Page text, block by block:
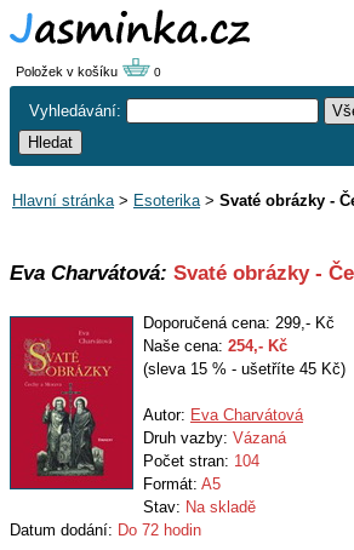
Položek v košíku 0
Vyhledávání:
Hlavní stránka> Esoterika> Svaté obrázky -
Eva Charvátová: Svaté obrázky -
Doporučená cena: 299,- Kč
Naše cena: 254,- Kč
(sleva 15 % - ušetříte 45 Kč)
Autor: Eva Charvátová
Druh vazby: Vázaná
Počet stran: 104
Formát: A5
Stav: Na skladě
Datum dodání: Do 72 hodin